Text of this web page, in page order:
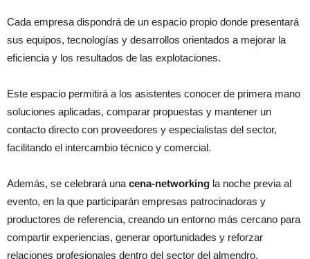
Cada empresa dispondrá de un espacio propio donde presentará
sus equipos, tecnologías y desarrollos orientados a mejorar la
eficiencia y los resultados de las explotaciones.
Este espacio permitirá a los asistentes conocer de primera mano
soluciones aplicadas, comparar propuestas y mantener un
contacto directo con proveedores y especialistas del sector,
facilitando el intercambio técnico y comercial.
Además, se celebrará una cena-networking la noche previa al
evento, en la que participarán empresas patrocinadoras y
productores de referencia, creando un entorno más cercano para
compartir experiencias, generar oportunidades y reforzar
relaciones profesionales dentro del sector del almendro.